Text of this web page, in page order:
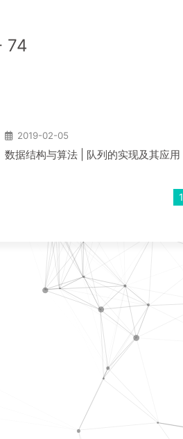
74
2019-02-05
数据结构与算法 | 队列的实现及其应用
1